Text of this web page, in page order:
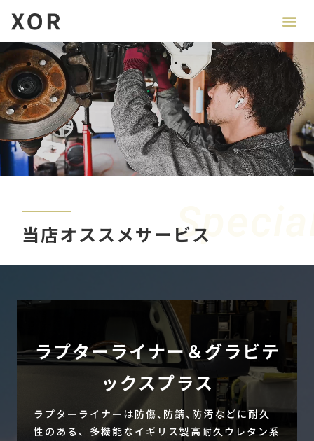
当店オススメサービス
ラプターライナー＆グラビテ
ックスプラス
ラプターライナーは防傷､防錆､防汚などに耐久
性のある、多機能なイギリス製高耐久ウレタン系